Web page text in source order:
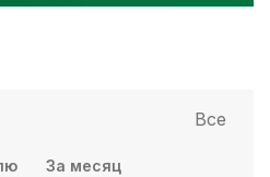
Все
За месяц